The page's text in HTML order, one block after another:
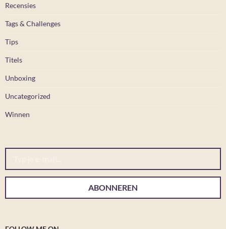
Recensies
Tags & Challenges
Tips
Titels
Unboxing
Uncategorized
Winnen
Typ je e-mail...
ABONNEREN